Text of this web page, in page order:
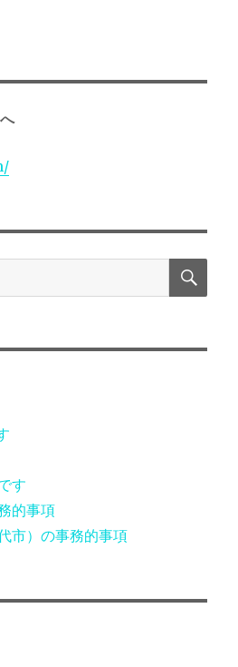
検
す
的事項
市）の事務的事項